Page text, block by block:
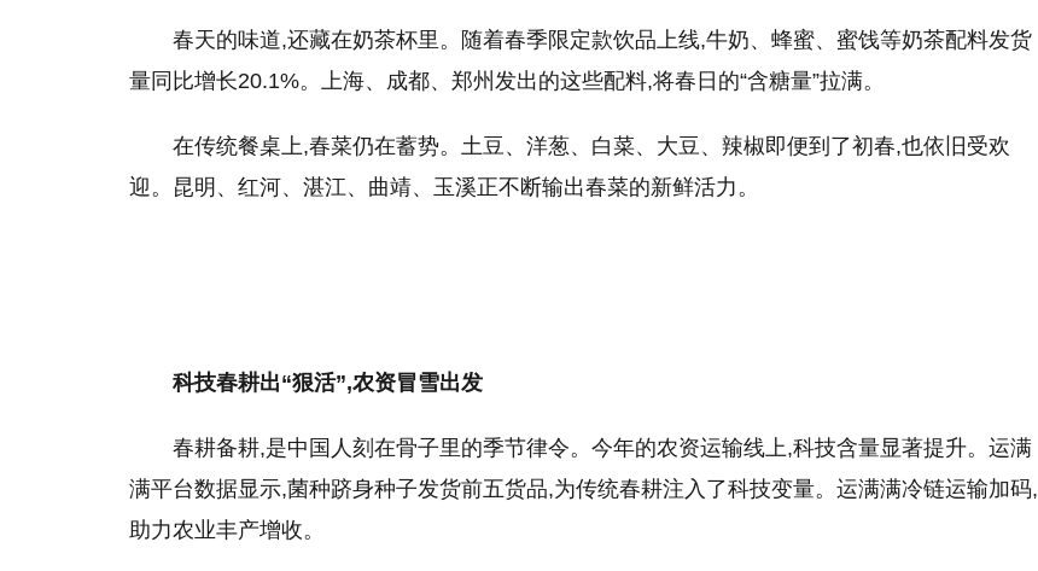
春天的味道,还藏在奶茶杯里。随着春季限定款饮品上线,牛奶、蜂蜜、蜜饯等奶茶配料发货
量同比增长20.1%。上海、成都、郑州发出的这些配料,将春日的“含糖量”拉满。
在传统餐桌上,春菜仍在蓄势。土豆、洋葱、白菜、大豆、辣椒即便到了初春,也依旧受欢
迎。昆明、红河、湛江、曲靖、玉溪正不断输出春菜的新鲜活力。
科技春耕出“狠活”,农资冒雪出发
春耕备耕,是中国人刻在骨子里的季节律令。今年的农资运输线上,科技含量显著提升。运满
满平台数据显示,菌种跻身种子发货前五货品,为传统春耕注入了科技变量。运满满冷链运输加码,
助力农业丰产增收。